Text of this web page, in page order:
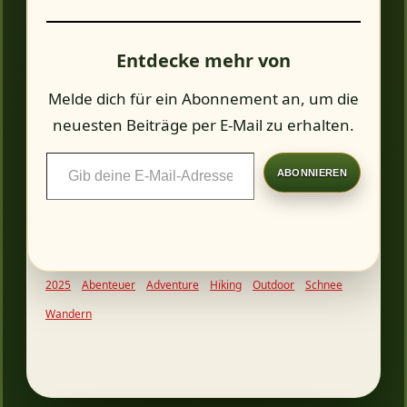
Entdecke mehr von
Melde dich für ein Abonnement an, um die
neuesten Beiträge per E-Mail zu erhalten.
Adresse
ein ...
ABONNIEREN
2025 Abenteuer Adventure Hiking Outdoor
Schnee
Wandern